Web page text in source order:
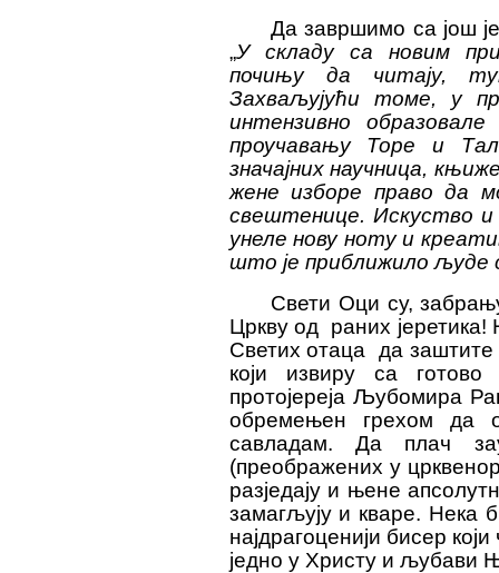
Да завршимо са још
„У складу са новим
почињу да читају,
Захваљујући томе, у
интензивно
проучавању Торе и
значајних научница,
жене изборе право да
свештенице. Искуство и
унеле нову ноту и
што је приближило људе
Свети Оци су,
Цркву од раних
Светих отаца
да заштите
који извиру са
протојереја Љубомира
обремењен грехом да
савладам. Да плач
(преображених у
разједају и њене
замагљују и кваре. Нека
најдрагоценији бисер
једно у Христу и љубави